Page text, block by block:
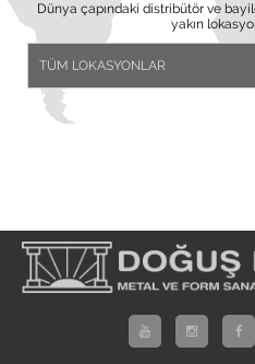
Dünya çapındaki distribütör ve
yakın